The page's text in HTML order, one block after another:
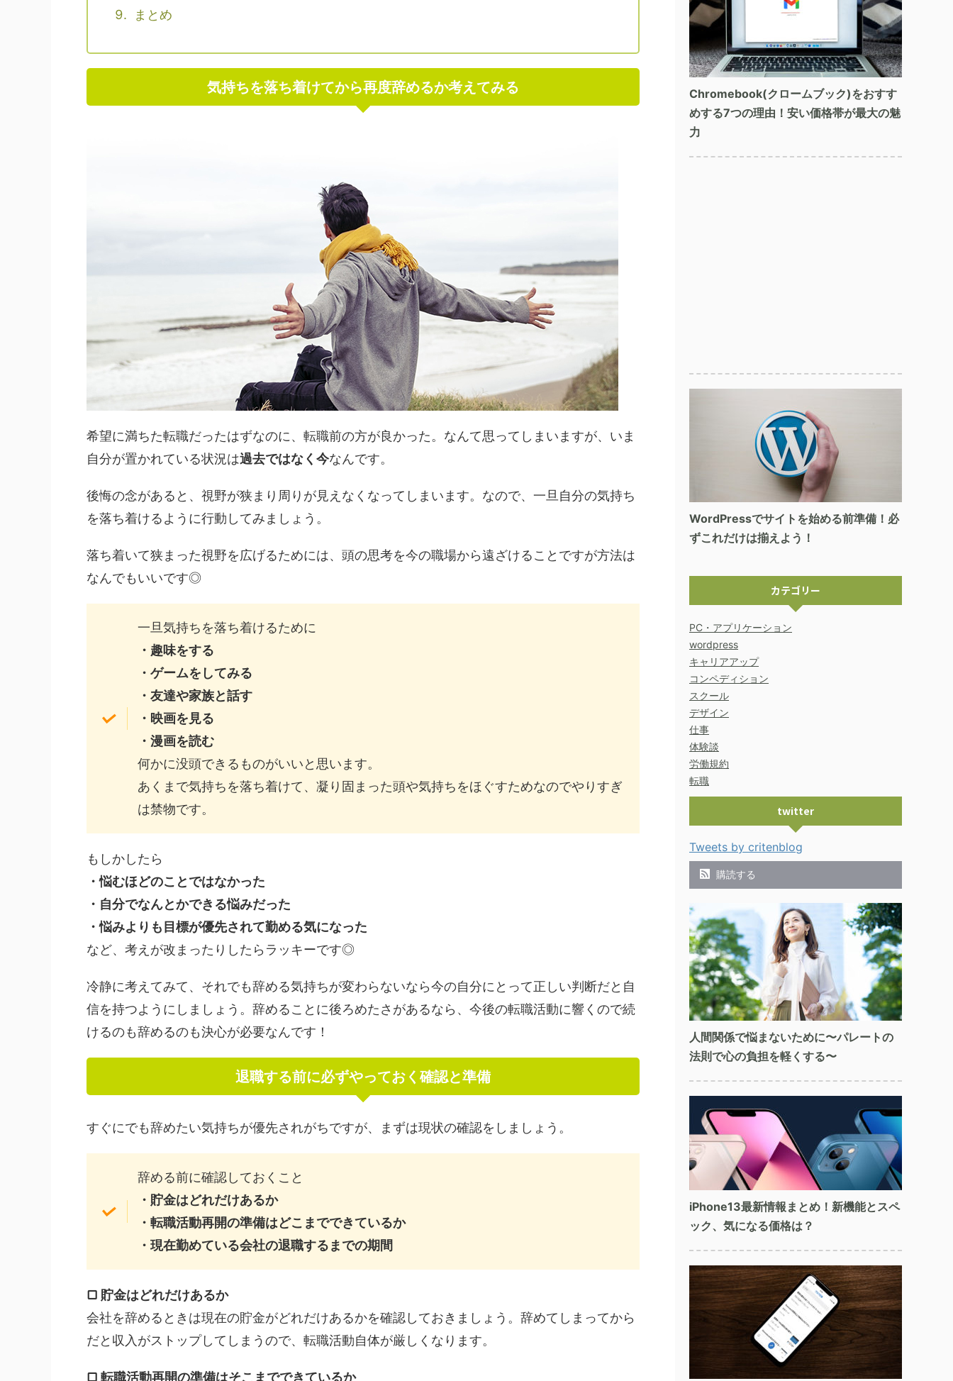
まとめ
気持ちを落ち着けてから再度辞めるか考えてみる
希望に満ちた転職だったはずなのに、転職前の方が良かった。なんて思ってしまいますが、いま
自分が置かれている状況は過去ではなく今なんです。
後悔の念があると、視野が狭まり周りが見えなくなってしまいます。なので、一旦自分の気持ち
を落ち着けるように行動してみましょう。
落ち着いて狭まった視野を広げるためには、頭の思考を今の職場から遠ざけることですが方法は
なんでもいいです◎
一旦気持ちを落ち着けるために
・趣味をする
・ゲームをしてみる
・友達や家族と話す
・映画を見る
・漫画を読む
何かに没頭できるものがいいと思います。
あくまで気持ちを落ち着けて、凝り固まった頭や気持ちをほぐすためなのでやりすぎ
は禁物です。
もしかしたら
・悩むほどのことではなかった
・自分でなんとかできる悩みだった
・悩みよりも目標が優先されて勤める気になった
など、考えが改まったりしたらラッキーです◎
冷静に考えてみて、それでも辞める気持ちが変わらないなら今の自分にとって正しい判断だと自
信を持つようにしましょう。辞めることに後ろめたさがあるなら、今後の転職活動に響くので続
けるのも辞めるのも決心が必要なんです！
退職する前に必ずやっておく確認と準備
すぐにでも辞めたい気持ちが優先されがちですが、まずは現状の確認をしましょう。
辞める前に確認しておくこと
・貯金はどれだけあるか
・転職活動再開の準備はどこまでできているか
・現在勤めている会社の退職するまでの期間
▢ 貯金はどれだけあるか
会社を辞めるときは現在の貯金がどれだけあるかを確認しておきましょう。辞めてしまってから
だと収入がストップしてしまうので、転職活動自体が厳しくなります。
▢ 転職活動再開の準備はそこまでできているか
Chromebook(クロームブック)をおすす
めする7つの理由！安い価格帯が最大の魅
力
WordPressでサイトを始める前準備！必
ずこれだけは揃えよう！
カテゴリー
PC・アプリケーション
wordpress
キャリアアップ
コンペディション
スクール
デザイン
仕事
体験談
労働規約
転職
twitter
Tweets by critenblog
購読する
人間関係で悩まないために〜パレートの
法則で心の負担を軽くする〜
iPhone13最新情報まとめ！新機能とスペ
ック、気になる価格は？